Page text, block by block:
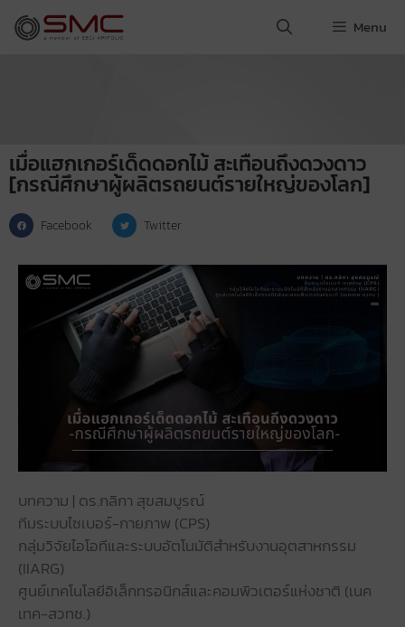
Menu
เมื่อแฮกเกอร์เด็ดดอกไม้ สะเทือนถึงดวงดาว
[กรณีศึกษาผู้ผลิตรถยนต์รายใหญ่ของโลก]
Facebook Twitter
บทความ | ดร.กลิกา สุขสมบูรณ์
ทีมระบบไซเบอร์-กายภาพ (CPS)
กลุ่มวิจัยไอโอทีและระบบอัตโนมัติสำหรับงานอุตสาหกรรม
(IIARG)
ศูนย์เทคโนโลยีอิเล็กทรอนิกส์และคอมพิวเตอร์แห่งชาติ (เนค
เทค-สวทช.)